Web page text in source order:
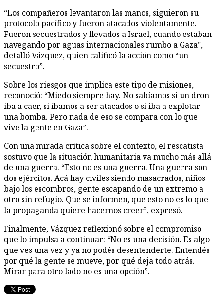
“Los compañeros levantaron las manos, siguieron su
protocolo pacífico y fueron atacados violentamente.
Fueron secuestrados y llevados a Israel, cuando estaban
navegando por aguas internacionales rumbo a Gaza”,
detalló Vázquez, quien calificó la acción como “un
secuestro”.
Sobre los riesgos que implica este tipo de misiones,
reconoció: “Miedo siempre hay. No sabíamos si un dron
iba a caer, si íbamos a ser atacados o si iba a explotar
una bomba. Pero nada de eso se compara con lo que
vive la gente en Gaza”.
Con una mirada crítica sobre el contexto, el rescatista
sostuvo que la situación humanitaria va mucho más allá
de una guerra. “Esto no es una guerra. Una guerra son
dos ejércitos. Acá hay civiles siendo masacrados, niños
bajo los escombros, gente escapando de un extremo a
otro sin refugio. Que se informen, que esto no es lo que
la propaganda quiere hacernos creer”, expresó.
Finalmente, Vázquez reflexionó sobre el compromiso
que lo impulsa a continuar: “No es una decisión. Es algo
que ves una vez y ya no podés desentenderte. Entendés
por qué la gente se mueve, por qué deja todo atrás.
Mirar para otro lado no es una opción”.